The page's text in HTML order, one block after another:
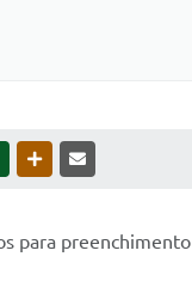
WHATSAPPOUTRAS MÍDIAS
para